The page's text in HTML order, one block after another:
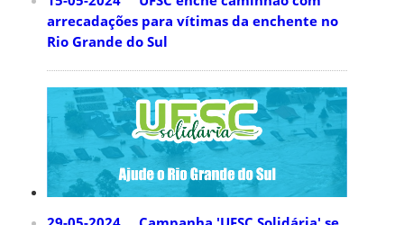
arrecadações para vítimas da enchente no
Rio Grande do Sul